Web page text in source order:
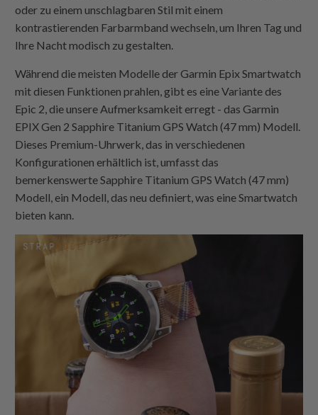
oder zu einem unschlagbaren Stil mit einem
kontrastierenden Farbarmband wechseln, um Ihren Tag und
Ihre Nacht modisch zu gestalten.
Während die meisten Modelle der Garmin Epix Smartwatch
mit diesen Funktionen prahlen, gibt es eine Variante des
Epic 2, die unsere Aufmerksamkeit erregt - das Garmin
EPIX Gen 2 Sapphire Titanium GPS Watch (47 mm) Modell.
Dieses Premium-Uhrwerk, das in verschiedenen
Konfigurationen erhältlich ist, umfasst das
bemerkenswerte Sapphire Titanium GPS Watch (47 mm)
Modell, ein Modell, das neu definiert, was eine Smartwatch
bieten kann.